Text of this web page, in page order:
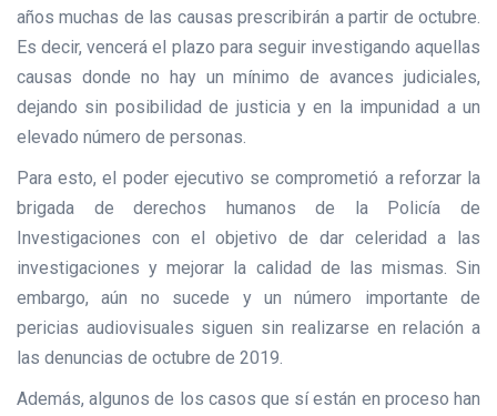
años muchas de las causas prescribirán a partir de octubre.
Es decir, vencerá el plazo para seguir investigando aquellas
causas donde no hay un mínimo de avances judiciales,
dejando sin posibilidad de justicia y en la impunidad a un
elevado número de personas.
Para esto, el poder ejecutivo se comprometió a reforzar la
brigada de derechos humanos de la Policía de
Investigaciones con el objetivo de dar celeridad a las
investigaciones y mejorar la calidad de las mismas. Sin
embargo, aún no sucede y un número importante de
pericias audiovisuales siguen sin realizarse en relación a
las denuncias de octubre de 2019.
Además, algunos de los casos que sí están en proceso han